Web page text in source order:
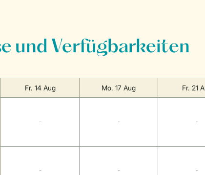
und Verfügbarkeiten
Fr. 14 Aug Mo. 17 Aug Fr. 21
- - -
- - -